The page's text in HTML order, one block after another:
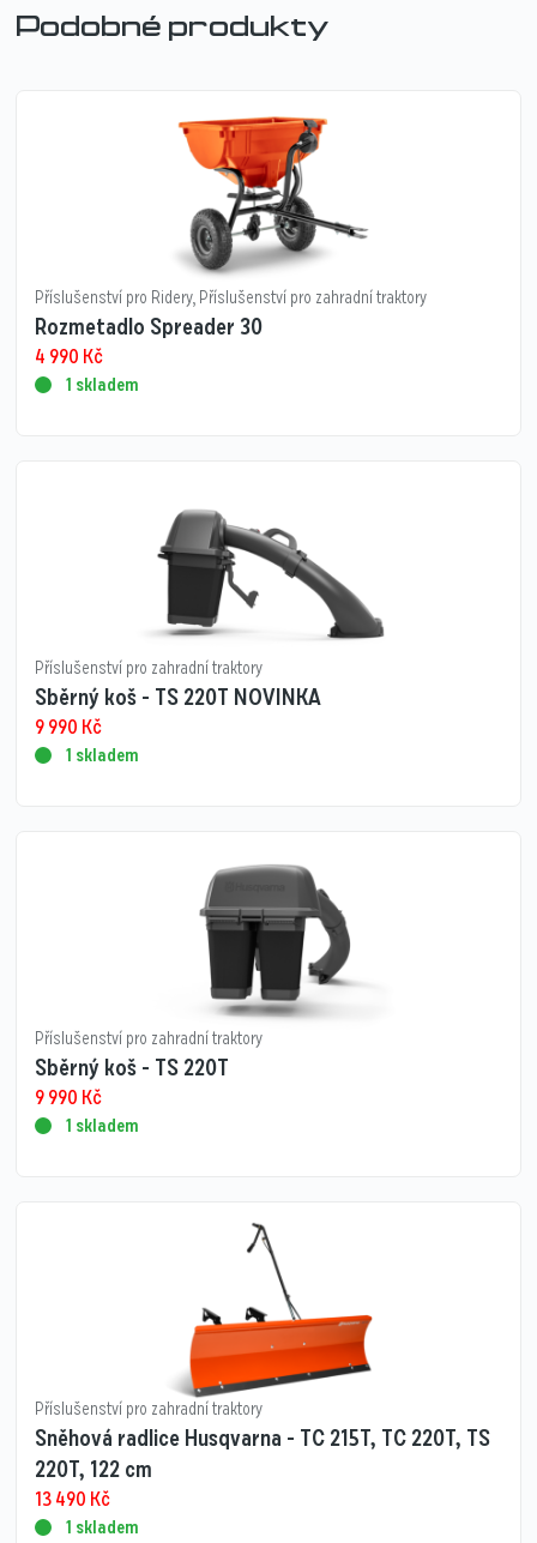
Podobné produkty
Příslušenství pro Ridery, Příslušenství pro zahradní traktory
Rozmetadlo Spreader 30
4 990 Kč
1 skladem
Příslušenství pro zahradní traktory
Sběrný koš - TS 220T NOVINKA
9 990 Kč
1 skladem
Příslušenství pro zahradní traktory
Sběrný koš - TS 220T
9 990 Kč
1 skladem
Příslušenství pro zahradní traktory
Sněhová radlice Husqvarna - TC 215T, TC 220T, TS
220T, 122 cm
13 490 Kč
1 skladem